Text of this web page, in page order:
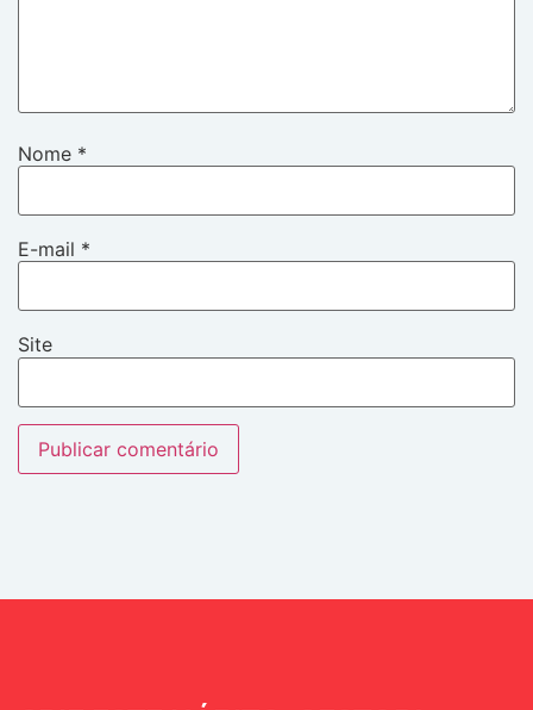
Nome *
E-mail *
Site